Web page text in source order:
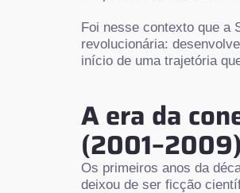
Foi nesse contexto que a
revolucionária:
início de uma trajetória
A era da
(2001–2009)
Os primeiros anos da
deixou de ser ficção